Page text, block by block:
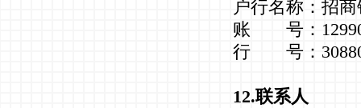
户行名称：招
账 号：
行 号：
12.联系人